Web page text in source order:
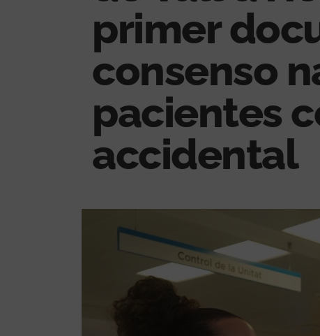
primer
consenso
pacientes
accidental